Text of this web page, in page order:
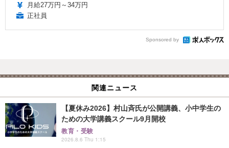
月給27万円～34万円
正社員
Sponsored by
関連ニュース
【夏休み2026】村山斉氏が公開講義、小中学生の
ための大学講義スクール9月開校
教育・受験
2026.8.6 Thu 1:15